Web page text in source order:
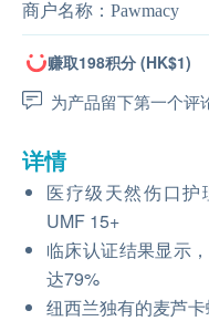
商户名称： Pawmacy
赚取198积分 (HK$1)
为产品留下第一个评
详情
医疗级天然伤口
UMF 15+
临床认证结果显示
达79%
纽西兰独有的麦芦